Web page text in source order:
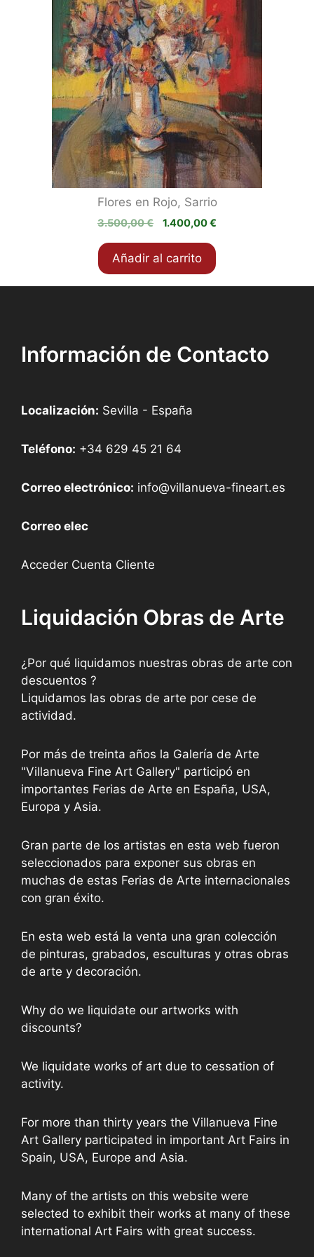
Flores en Rojo, Sarrio
3.500,00€
El
original
era:
1.400,00€
Añadir al carrito
Información de Contacto
Localización: Sevilla - España
Teléfono: +34 629 45 21 64
Correo electrónico: info@villanueva-fineart.es
Correo elec
Acceder Cuenta Cliente
Liquidación Obras de Arte
¿Por qué liquidamos nuestras obras de arte con
descuentos ?
Liquidamos las obras de arte por cese de
actividad.
Por más de treinta años la Galería de Arte
"Villanueva Fine Art Gallery" participó en
importantes Ferias de Arte en España, USA,
Europa y Asia.
Gran parte de los artistas en esta web fueron
seleccionados para exponer sus obras en
muchas de estas Ferias de Arte internacionales
con gran éxito.
En esta web está la venta una gran colección
de pinturas, grabados, esculturas y otras obras
de arte y decoración.
Why do we liquidate our artworks with
discounts?
We liquidate works of art due to cessation of
activity.
For more than thirty years the Villanueva Fine
Art Gallery participated in important Art Fairs in
Spain, USA, Europe and Asia.
Many of the artists on this website were
selected to exhibit their works at many of these
international Art Fairs with great success.